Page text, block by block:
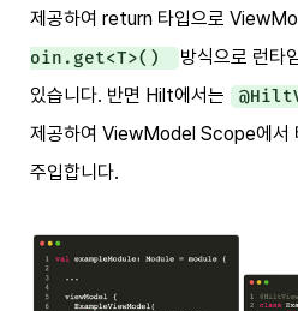
제공하여 return 타입으로
oin.get<T>()
방식으로 런타
있습니다. 반면 Hilt에서는
제공하여 ViewModel Scope에서
주입합니다.